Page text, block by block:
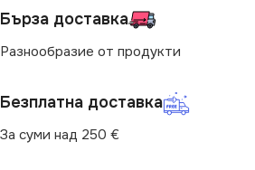
ВИД с Крушки
Бърза доставка
Разнообразие от продукти
Безплатна доставка
За суми над 250 €